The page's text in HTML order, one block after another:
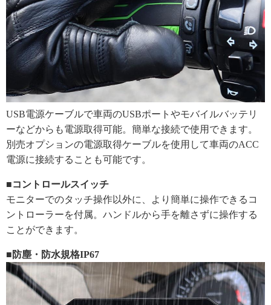
USB電源ケーブルで車両のUSBポートやモバイルバッテリ
ーなどからも電源取得可能。簡単な接続で使用できます。
別売オプションの電源取得ケーブルを使用して車両のACC
電源に接続することも可能です。
■コントロールスイッチ
モニターでのタッチ操作以外に、より簡単に操作できるコ
ントローラーを付属。ハンドルから手を離さずに操作する
ことができます。
■防塵・防水規格IP67